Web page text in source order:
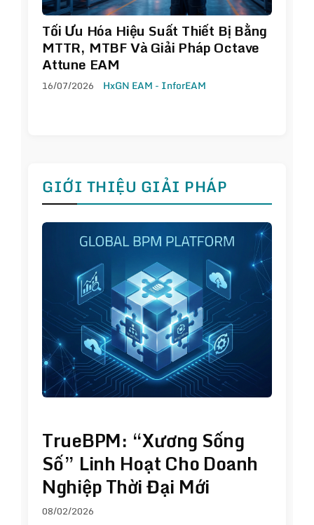
Tối Ưu Hóa Hiệu Suất Thiết Bị Bằng
MTTR, MTBF Và Giải Pháp Octave
Attune EAM
16/07/2026 HxGN EAM - InforEAM
GIỚI THIỆU GIẢI PHÁP
TrueBPM: “Xương Sống
Số” Linh Hoạt Cho Doanh
Nghiệp Thời Đại Mới
08/02/2026